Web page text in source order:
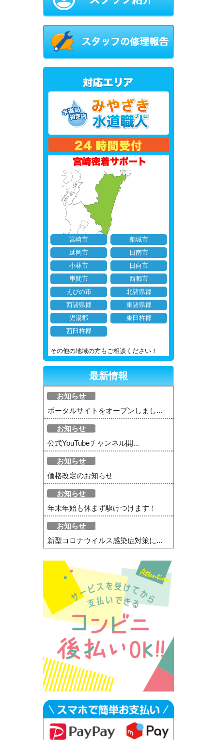
宮崎市
都城市
延岡市
日南市
小林市
日向市
串間市
西都市
えびの市
北諸県郡
西諸県郡
東諸県郡
児湯郡
東臼杵郡
西臼杵郡
その他の地域の方もご相談ください！
最新情報
お知らせ
ポータルサイトをオープンしまし...
お知らせ
公式YouTubeチャンネル開...
お知らせ
価格改定のお知らせ
お知らせ
年末年始も休まず駆けつけます！
お知らせ
新型コロナウイルス感染症対策に...